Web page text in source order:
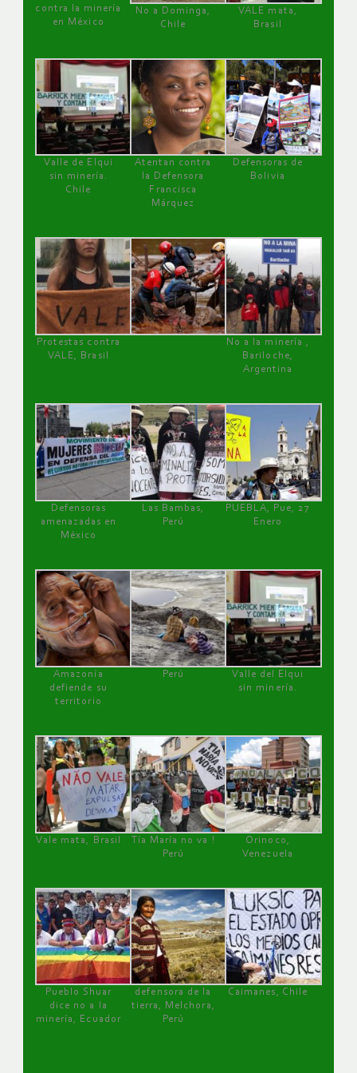
contra la minería
en México
No a Dominga,
Chile
VALE mata,
Brasil
Valle de Elqui
sin minería.
Chile
Atentan contra
la Defensora
Francisca
Márquez
Defensoras de
Bolivia
Protestas contra
VALE, Brasil
No a la minería ,
Bariloche,
Argentina
Defensoras
amenazadas en
México
Las Bambas,
Perú
PUEBLA, Pue, 27
Enero
Amazonía
defiende su
territorio
Perú
Valle del Elqui
sin minería.
Vale mata, Brasil
Tía María no va !
Perú
Orinoco,
Venezuela
Pueblo Shuar
dice no a la
minería, Ecuador
defensora de la
tierra, Melchora,
Perú
Caimanes, Chile